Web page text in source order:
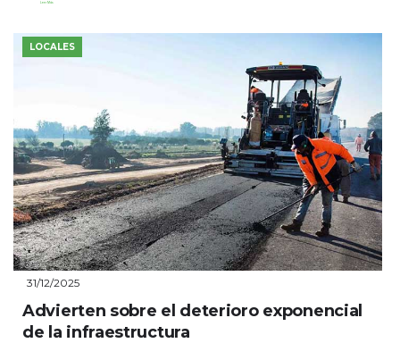
Leer Más
LOCALES
31/12/2025
Advierten sobre el deterioro exponencial
de la infraestructura